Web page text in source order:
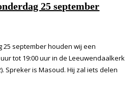
25 september
september houden wij een
tot 19:00 uur in de Leeuwendaalkerk
Spreker is Masoud. Hij zal iets delen